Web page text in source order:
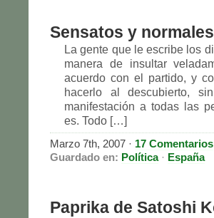
Sensatos y normales
La gente que le escribe los
manera de insultar
acuerdo con el partido, y
hacerlo al descubierto,
manifestación a todas las
es. Todo […]
Marzo 7th, 2007 · 17 Comentarios
Guardado en: Política· España
Paprika de Satoshi